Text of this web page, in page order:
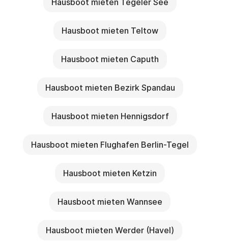
Er ist im Fall eines Rücktritts verpflichtet, folgende
vor Beginn der Bootsreise: 50% des Mietpreises.
Mietpreises.
kann oder die Rücktrittserklärung früher als 30
ist, ist der Charterer nur zu einer Bearbeitungsgebühr
eingetretenen Schadens steht dem Charterer frei. Es
empfohlen. Einfach zu buchen z.B. bei der ERV unter
Hausboot mieten Tegeler See
Hausboot mieten Teltow
Hausboot mieten Caputh
Hausboot mieten Bezirk Spandau
Hausboot mieten Hennigsdorf
Hausboot mieten Flughafen Berlin-Tegel
Hausboot mieten Ketzin
Hausboot mieten Wannsee
Hausboot mieten Werder (Havel)